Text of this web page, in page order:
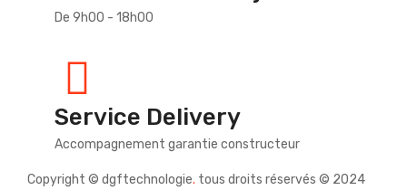
De 9h00 - 18h00
Service Delivery
Accompagnement garantie constructeur
Copyright © dgftechnologie. tous droits réservés © 2024